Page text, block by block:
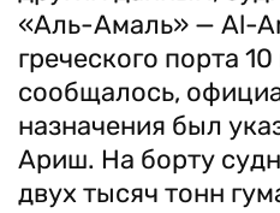
«Аль-Амаль» — Al-
греческого порта
сообщалось,
назначения был
Ариш. На борту
двух тысяч тонн